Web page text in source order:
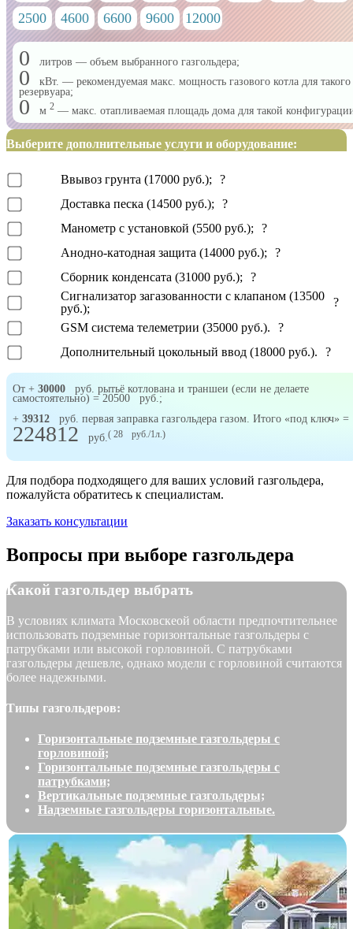
2500
4600 6600 9600 12000
0 литров — объем выбранного газгольдера;
0
кВт. — рекомендуемая макс. мощность газового котла для такого
резервуара;
0 м 2 — макс. отапливаемая площадь дома для такой
Выберите дополнительные услуги и оборудование:
Ввывоз грунта (17000 руб.);
?
Доставка песка (14500 руб.);
?
Манометр с установкой (5500 руб.);
?
Анодно-катодная защита (14000 руб.);
?
Сборник конденсата (31000 руб.);
?
Сигнализатор загазованности с клапаном (13500
руб.);
?
GSM система телеметрии (35000 руб.).
?
Дополнительный цокольный ввод (18000 руб.).
?
От + 30000
руб. рытьё котлована и траншеи (если не делаете
самостоятельно) = 20500
руб.;
+ 39312 руб. первая заправка газгольдера газом. Итого «под ключ» =
224812 руб.( 28 руб./1л.)
Для подбора подходящего для ваших условий газгольдера,
пожалуйста обратитесь к специалистам.
Заказать консультации
Вопросы при выборе газгольдера
Какой газгольдер выбрать
В условиях климата Московскеой области предпочтительнее
использовать подземные горизонтальные газгольдеры с
патрубками или высокой горловиной. С патрубками
газгольдеры дешевле, однако модели с горловиной считаются
более надежными.
Типы газгольдеров:
Горизонтальные подземные газгольдеры с
горловиной;
Горизонтальные подземные газгольдеры с
патрубками;
Вертикальные подземные газгольдеры;
Надземные газгольдеры горизонтальные.